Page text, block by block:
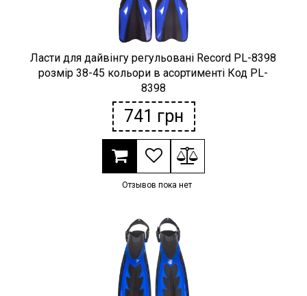
Ласти для дайвінгу регульовані Record PL-8398
розмір 38-45 кольори в асортименті Код PL-
8398
741 грн
Отзывов пока нет